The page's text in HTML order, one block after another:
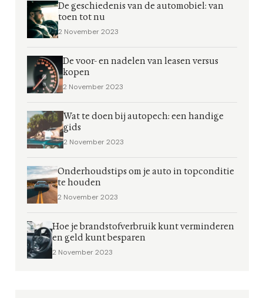
De geschiedenis van de automobiel: van
toen tot nu
2 November 2023
De voor- en nadelen van leasen versus
kopen
2 November 2023
Wat te doen bij autopech: een handige
gids
2 November 2023
Onderhoudstips om je auto in topconditie
te houden
2 November 2023
Hoe je brandstofverbruik kunt verminderen
en geld kunt besparen
2 November 2023